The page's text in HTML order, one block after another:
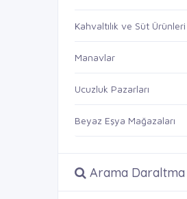
Kahvaltılık ve Süt Ürünleri
Manavlar
Ucuzluk Pazarları
Beyaz Eşya Mağazaları
Arama Daraltma